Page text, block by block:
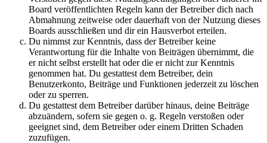
Board veröffentlichten Regeln kann der Betreiber dich nach
Abmahnung zeitweise oder dauerhaft von der Nutzung dieses
Boards ausschließen und dir ein Hausverbot erteilen.
Du nimmst zur Kenntnis, dass der Betreiber keine
Verantwortung für die Inhalte von Beiträgen übernimmt, die
er nicht selbst erstellt hat oder die er nicht zur Kenntnis
genommen hat. Du gestattest dem Betreiber, dein
Benutzerkonto, Beiträge und Funktionen jederzeit zu löschen
oder zu sperren.
Du gestattest dem Betreiber darüber hinaus, deine Beiträge
abzuändern, sofern sie gegen o. g. Regeln verstoßen oder
geeignet sind, dem Betreiber oder einem Dritten Schaden
zuzufügen.